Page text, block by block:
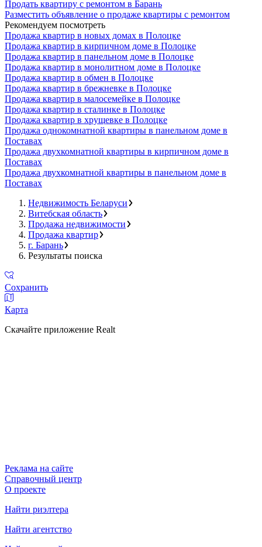
Продать квартиру с ремонтом в Барань
Разместить объявление о продаже квартиры с ремонтом
Рекомендуем посмотреть
Продажа квартир в новых домах в Полоцке
Продажа квартир в кирпичном доме в Полоцке
Продажа квартир в панельном доме в Полоцке
Продажа квартир в монолитном доме в Полоцке
Продажа квартир в обмен в Полоцке
Продажа квартир в брежневке в Полоцке
Продажа квартир в малосемейке в Полоцке
Продажа квартир в сталинке в Полоцке
Продажа квартир в хрущевке в Полоцке
Продажа однокомнатной квартиры в панельном доме в
Поставах
Продажа двухкомнатной квартиры в кирпичном доме в
Поставах
Продажа двухкомнатной квартиры в панельном доме в
Поставах
Недвижимость Беларуси
Витебская область
Продажа недвижимости
Продажа квартир
г. Барань
Результаты поиска
Сохранить
Карта
Скачайте приложение Realt
Реклама на сайте
Справочный центр
О проекте
Найти риэлтера
Найти агентство